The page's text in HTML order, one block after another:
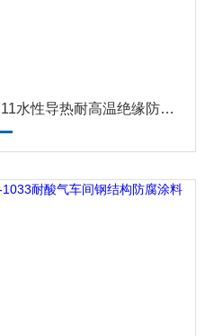
ZS-711水性导热耐高温绝缘防腐涂料